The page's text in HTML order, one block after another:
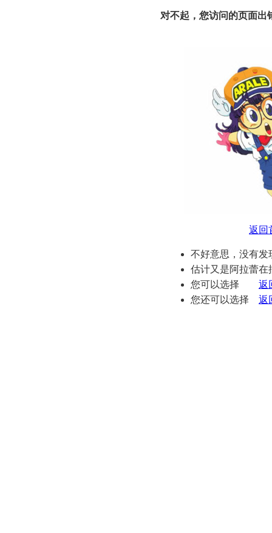
对不起，您访问的页面出
返回
不好意思，没有发
估计又是阿拉蕾在
您可以选择 返
您还可以选择 返